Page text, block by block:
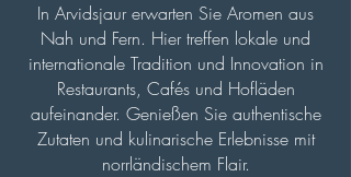
In Arvidsjaur erwarten Sie Aromen aus
Nah und Fern. Hier treffen lokale und
internationale Tradition und Innovation in
Restaurants, Cafés und Hofläden
aufeinander. Genießen Sie authentische
Zutaten und kulinarische Erlebnisse mit
norrländischem Flair.